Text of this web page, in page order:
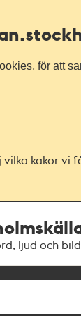
för att
vilka kakor vi
ljud och bild